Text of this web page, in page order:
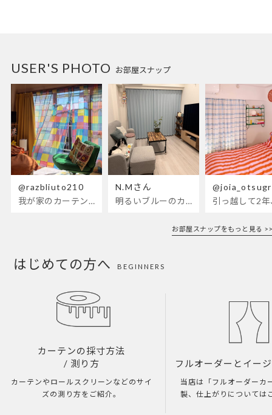
お部屋スナップ
USER'S PHOTO
@razbliuto210
我が家のカーテンが新しくなりました🌼早起きが超絶苦手な私が、思わず朝カーテンを開けて光合成するようになったステンドグラスカーテン…！
N.Mさん
明るいブルーのカーテンで、部屋全体が明るく。白を基調とした部屋にぴったりです。
お部屋スナップをもっと見る >>
はじめての方へ BEGINNERS
カーテンの採寸方法
/ 測り方
カーテンやロールスクリーンなどのサイ
ズの測り方をご紹介。
フルオーダーとイー
当店は「フルオーダーカ
製、仕上がりについては